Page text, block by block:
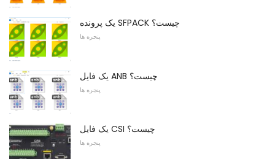
یک پرونده SFPACK چیست؟
پنجره ها
یک فایل ANB چیست؟
پنجره ها
یک فایل CSI چیست؟
پنجره ها